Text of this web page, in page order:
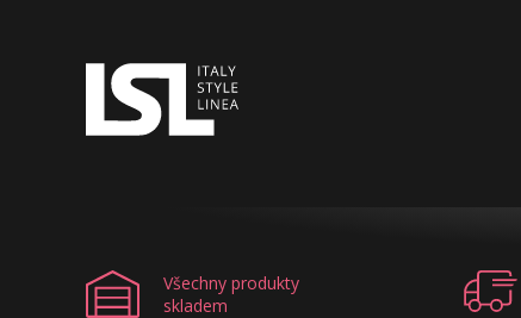
Všechny produkty
skladem